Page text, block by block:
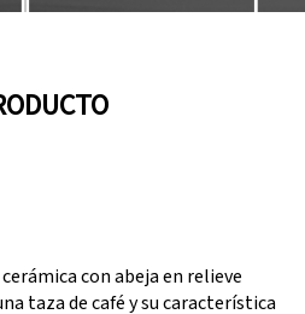
TARGETcon abeja en relieve
taza de café y su característica